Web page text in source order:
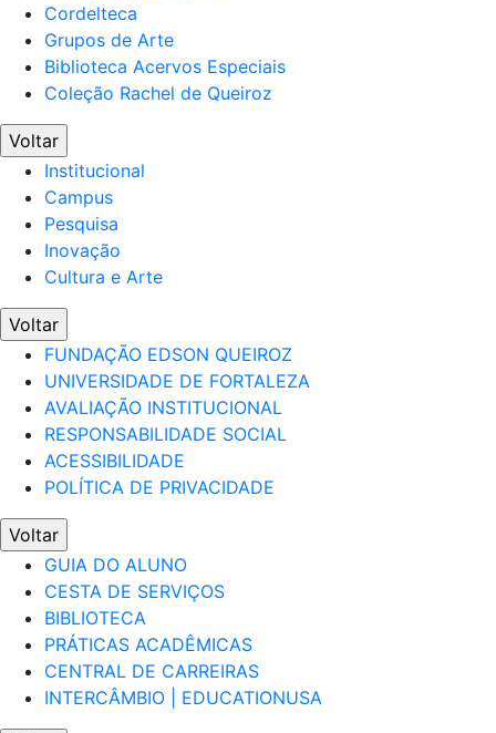
Cordelteca
Grupos de Arte
Biblioteca Acervos Especiais
Coleção Rachel de Queiroz
Voltar
Institucional
Campus
Pesquisa
Inovação
Cultura e Arte
Voltar
FUNDAÇÃO EDSON QUEIROZ
UNIVERSIDADE DE FORTALEZA
AVALIAÇÃO INSTITUCIONAL
RESPONSABILIDADE SOCIAL
ACESSIBILIDADE
POLÍTICA DE PRIVACIDADE
Voltar
GUIA DO ALUNO
CESTA DE SERVIÇOS
BIBLIOTECA
PRÁTICAS ACADÊMICAS
CENTRAL DE CARREIRAS
INTERCÂMBIO | EDUCATIONUSA